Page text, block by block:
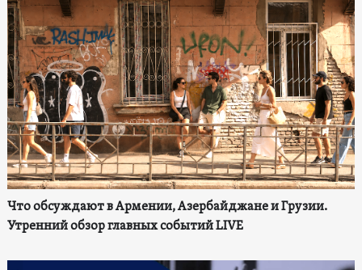
Что обсуждают в Армении, Азербайджане и Грузии.
Утренний обзор главных событий LIVE